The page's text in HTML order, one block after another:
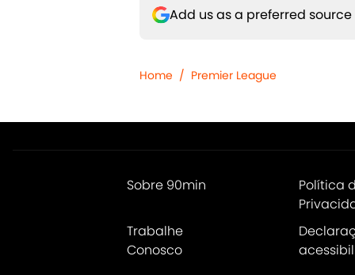
Add us as a preferred
Home / Premier League
Sobre 90min
Política
Trabalhe
Conosco